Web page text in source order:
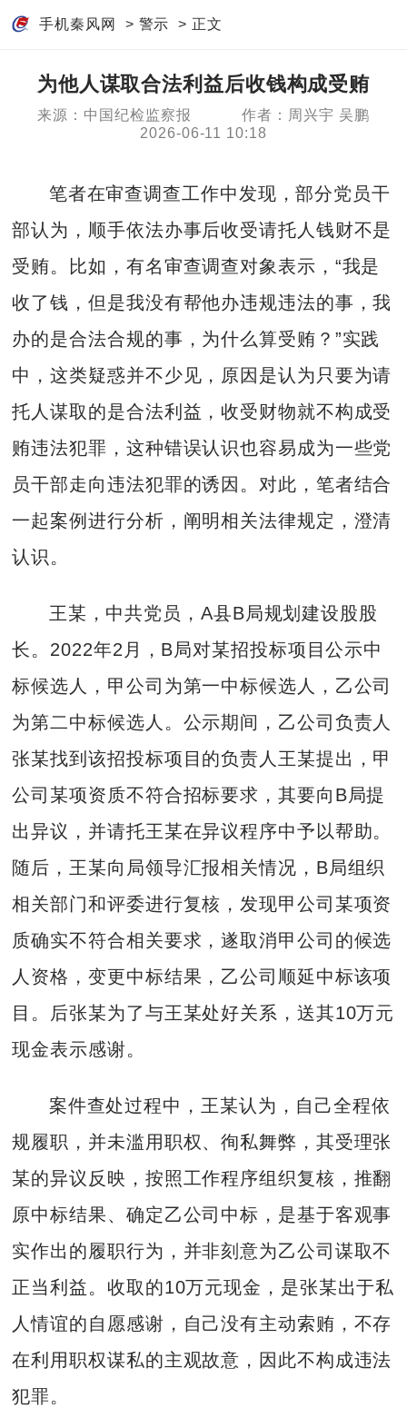
手机秦风网 > 警示 > 正文
为他人谋取合法利益后收钱构成受贿
来源：中国纪检监察报
作者：周兴宇 吴鹏
2026-06-11 10:18
笔者在审查调查工作中发现，部分党员干
部认为，顺手依法办事后收受请托人钱财不是
受贿。比如，有名审查调查对象表示，“我是
收了钱，但是我没有帮他办违规违法的事，我
办的是合法合规的事，为什么算受贿？”实践
中，这类疑惑并不少见，原因是认为只要为请
托人谋取的是合法利益，收受财物就不构成受
贿违法犯罪，这种错误认识也容易成为一些党
员干部走向违法犯罪的诱因。对此，笔者结合
一起案例进行分析，阐明相关法律规定，澄清
认识。
王某，中共党员，A县B局规划建设股股
长。2022年2月，B局对某招投标项目公示中
标候选人，甲公司为第一中标候选人，乙公司
为第二中标候选人。公示期间，乙公司负责人
张某找到该招投标项目的负责人王某提出，甲
公司某项资质不符合招标要求，其要向B局提
出异议，并请托王某在异议程序中予以帮助。
随后，王某向局领导汇报相关情况，B局组织
相关部门和评委进行复核，发现甲公司某项资
质确实不符合相关要求，遂取消甲公司的候选
人资格，变更中标结果，乙公司顺延中标该项
目。后张某为了与王某处好关系，送其10万元
现金表示感谢。
案件查处过程中，王某认为，自己全程依
规履职，并未滥用职权、徇私舞弊，其受理张
某的异议反映，按照工作程序组织复核，推翻
原中标结果、确定乙公司中标，是基于客观事
实作出的履职行为，并非刻意为乙公司谋取不
正当利益。收取的10万元现金，是张某出于私
人情谊的自愿感谢，自己没有主动索贿，不存
在利用职权谋私的主观故意，因此不构成违法
犯罪。